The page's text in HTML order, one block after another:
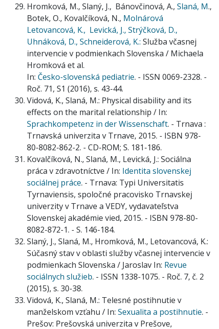
Hromková, M., Slaný, J., Bánovčinová, A., Slaná, M.,
Botek, O., Kovalčíková, N., Molnárová
Letovancová, K., Levická, J., Strýčková, D.,
Uhnáková, D., Schneiderová, K.: Služba včasnej
intervencie v podmienkach Slovenska / Michaela
Hromková et al.
In: Česko-slovenská pediatrie. - ISSN 0069-2328. -
Roč. 71, S1 (2016), s. 43-44.
Vidová, K., Slaná, M.: Physical disability and its
effects on the marital relationship / In:
Sprachkompetenz in der Wissenschaft. - Trnava :
Trnavská univerzita v Trnave, 2015. - ISBN 978-
80-8082-862-2. - CD-ROM; S. 181-186.
Kovalčíková, N., Slaná, M., Levická, J.: Sociálna
práca v zdravotníctve / In: Identita slovenskej
sociálnej práce. - Trnava: Typi Universitatis
Tyrnaviensis, spoločné pracovisko Trnavskej
univerzity v Trnave a VEDY, vydavateľstva
Slovenskej akadémie vied, 2015. - ISBN 978-80-
8082-872-1. - S. 146-184.
Slaný, J., Slaná, M., Hromková, M., Letovancová, K.:
Súčasný stav v oblasti služby včasnej intervencie v
podmienkach Slovenska / Jaroslav In: Revue
sociálnych služieb. - ISSN 1338-1075. - Roč. 7, č. 2
(2015), s. 30-38.
Vidová, K., Slaná, M.: Telesné postihnutie v
manželskom vzťahu / In: Sexualita a postihnutie. -
Prešov: Prešovská univerzita v Prešove,